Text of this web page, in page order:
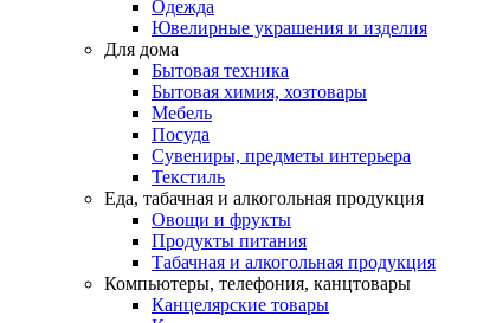
Одежда
Ювелирные украшения и изделия
Для дома
Бытовая техника
Бытовая химия, хозтовары
Мебель
Посуда
Сувениры, предметы интерьера
Текстиль
Еда, табачная и алкогольная продукция
Овощи и фрукты
Продукты питания
Табачная и алкогольная продукция
Компьютеры, телефония, канцтовары
Канцелярские товары